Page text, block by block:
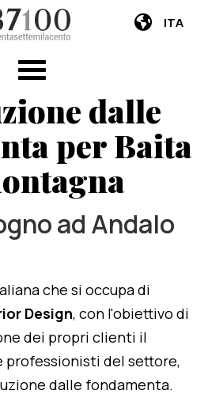
ITA
dalle
per Baita
ad Andalo
che si occupa di
Design, con l'obiettivo di
dei propri clienti il
del settore,
dalle fondamenta.